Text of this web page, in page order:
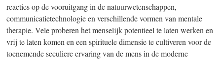
reacties op de vooruitgang in de natuurwetenschappen,
communicatietechnologie en verschillende vormen van mentale
therapie. Vele proberen het menselijk potentieel te laten werken en
vrij te laten komen en een spirituele dimensie te cultiveren voor de
toenemende seculiere ervaring van de mens in de moderne